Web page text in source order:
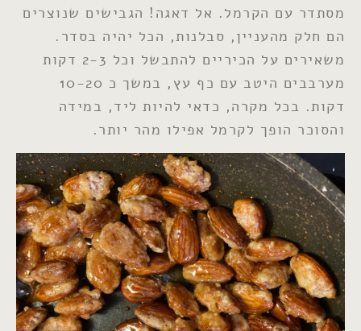
מסתדר עם הקרמל. אל דאגה! הגבישים שנוצרים
הם חלק מהעניין, סבלנות, הכל יהיה בסדר.
משאירים על הכיריים להתבשל וכל 2-3 דקות
מערבבים היטב עם כף עץ, במשך כ 10-20
דקות. בכל מקרה, כדאי להיות ליד, במידה
והסוכר הופך לקרמל אפילו מהר יותר.